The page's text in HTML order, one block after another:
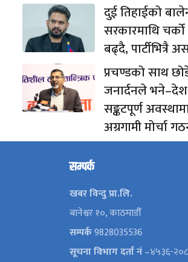
दुई तिहाईको
सरकारमाथि
बढ्दै, पार्टीभित्रै
प्रचण्डको साथ
जनार्दनले
सङ्कटपूर्ण
अग्रगामी मोर्चा
सम्पर्क
खबर विन्दु प्रा.लि.
बानेश्वर १०, काठमाडौँ
सम्पर्क9828035536
सूचना विभाग दर्ता नं–४५३६-